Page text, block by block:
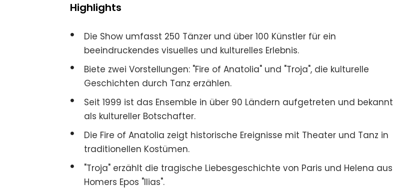
Highlights
Die Show umfasst 250 Tänzer und über 100 Künstler für ein
beeindruckendes visuelles und kulturelles Erlebnis.
Biete zwei Vorstellungen: "Fire of Anatolia" und "Troja", die kulturelle
Geschichten durch Tanz erzählen.
Seit 1999 ist das Ensemble in über 90 Ländern aufgetreten und bekannt
als kultureller Botschafter.
Die Fire of Anatolia zeigt historische Ereignisse mit Theater und Tanz in
traditionellen Kostümen.
"Troja" erzählt die tragische Liebesgeschichte von Paris und Helena aus
Homers Epos "Ilias".